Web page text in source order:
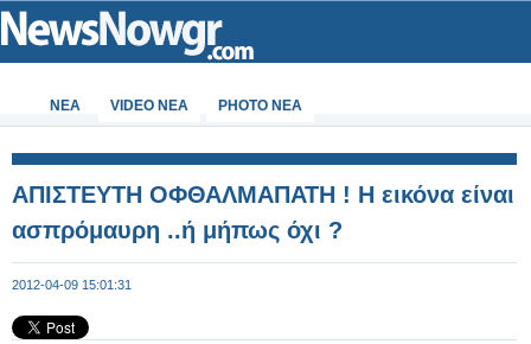
ΝΕΑ VIDEO NEA PHOTO NEA
ΑΠΙΣΤΕΥΤΗ ΟΦΘΑΛΜΑΠΑΤΗ ! Η εικόνα είναι
ασπρόμαυρη ..ή μήπως όχι ?
2012-04-09 15:01:31